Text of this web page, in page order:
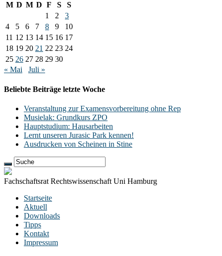
M D M D F S
S
1
2
3
4
5 6 7 8 9
10
11 12 13 14 15 16 17
18 19 20 21 22 23 24
25 26 27 28 29 30
« Mai
Juli »
Beliebte Beiträge letzte Woche
Veranstaltung zur Examensvorbereitung ohne Rep
Musielak: Grundkurs ZPO
Hauptstudium: Hausarbeiten
Lernt unseren Jurasic Park kennen!
Ausdrucken von Scheinen in Stine
Fachschaftsrat Rechtswissenschaft Uni Hamburg
Startseite
Aktuell
Downloads
Tipps
Kontakt
Impressum